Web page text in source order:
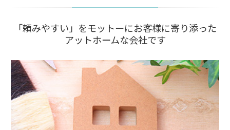
「頼みやすい」をモットーにお客様に寄り添った
アットホームな会社です